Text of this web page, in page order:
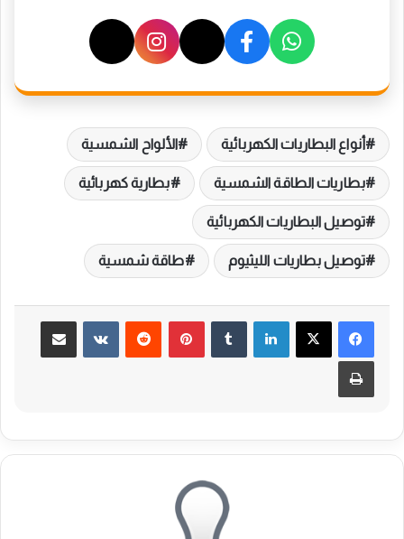
أنواع البطاريات الكهربائية الألواح الشمسية
بطاريات الطاقة الشمسية بطارية كهربائية
توصيل البطاريات الكهربائية
توصيل بطاريات الليثيوم طاقة شمسية
لينكدإن
‏Tumblr بينتيريست
‏Reddit
‏VKontakte مشاركة عبر البريد
طباعة